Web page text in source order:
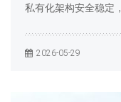
私有化架构安全稳定
2026-05-29